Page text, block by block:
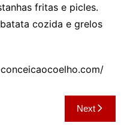
fritas e picles.
cozida e grelos
Next